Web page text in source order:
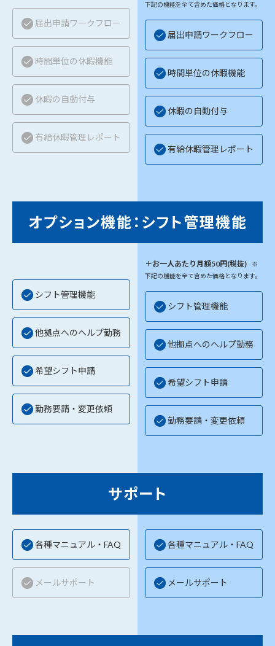
届出申請ワークフロー
時間単位の休暇機能
休暇の自動付与
有給休暇管理レポート
下記の機能を全て含めた価格となります。
届出申請ワークフロー
時間単位の休暇機能
休暇の自動付与
有給休暇管理レポート
オプション機能：シフト管理機能
シフト管理機能
他拠点へのヘルプ勤務
希望シフト申請
勤務要請・変更依頼
＋お一人あたり月額50円(税抜)
※
下記の機能を全て含めた価格となります。
シフト管理機能
他拠点へのヘルプ勤務
希望シフト申請
勤務要請・変更依頼
サポート
各種マニュアル・FAQ
メールサポート
各種マニュアル・FAQ
メールサポート